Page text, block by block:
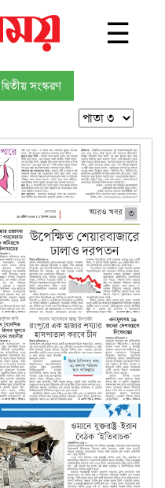
☰
দ্বিতীয় সংস্করণ